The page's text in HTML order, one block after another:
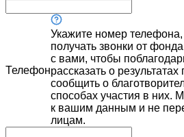
Телефон
Укажите номер
получать звонки от
с вами, чтобы
рассказать о
сообщить о
способах участия в них.
к вашим данным и не
лицам.